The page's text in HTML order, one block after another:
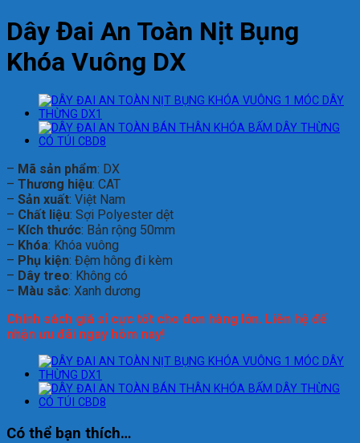
Dây Đai An Toàn Nịt Bụng
Khóa Vuông DX
– Mã sản phẩm: DX
– Thương hiệu: CAT
– Sản xuất: Việt Nam
– Chất liệu: Sợi Polyester dệt
– Kích thước: Bản rộng 50mm
– Khóa: Khóa vuông
– Phụ kiện: Đệm hông đi kèm
– Dây treo: Không có
– Màu sắc: Xanh dương
Chính sách giá sỉ cực tốt cho đơn hàng lớn. Liên hệ để
nhận ưu đãi ngay hôm nay!
Có thể bạn thích…